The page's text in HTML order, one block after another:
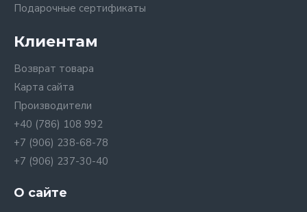
Подарочные сертификаты
Клиентам
Возврат товара
Карта сайта
Производители
+40 (786) 108 992
+7 (906) 238-68-78
+7 (906) 237-30-40
О сайте